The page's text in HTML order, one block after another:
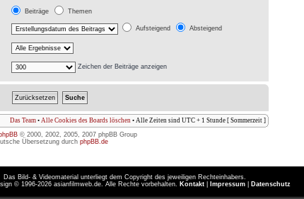
Beiträge Themen
Aufsteigend Absteigend
Zeichen der Beiträge anzeigen
Das Team • Alle Cookies des Boards löschen • Alle Zeiten sind UTC + 1 Stunde [ Sommerzeit ]
© 2000, 2002, 2005, 2007 phpBB Group
Übersetzung durch phpBB.de
Das Bild- & Videomaterial unterliegt dem Copyright des jeweiligen Rechteinhabers.
© 1996-2026 asianfilmweb.de. Alle Rechte vorbehalten. Kontakt Impressum Datenschutz